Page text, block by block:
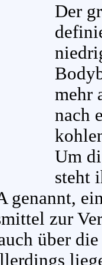
Der
mehr
nach
Um
steht
genannt,
zur
über